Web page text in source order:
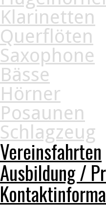
Klarinetten
Querflöten
Saxophone
Bässe
Hörner
Posaunen
Schlagzeug
Vereinsfahrten
Ausbildung /